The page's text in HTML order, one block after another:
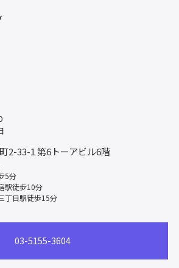
2-33-1 第6トーアビル6階
5分
駅徒歩10分
丁目駅徒歩15分
03-5155-3604